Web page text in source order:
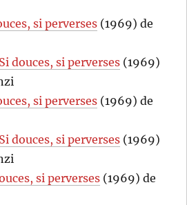
si perverses (1969) de
Si douces, si perverses (1969)
si perverses (1969) de
Si douces, si perverses (1969)
si perverses (1969) de